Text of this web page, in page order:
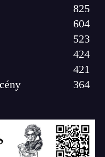
825
604
523
424
421
364